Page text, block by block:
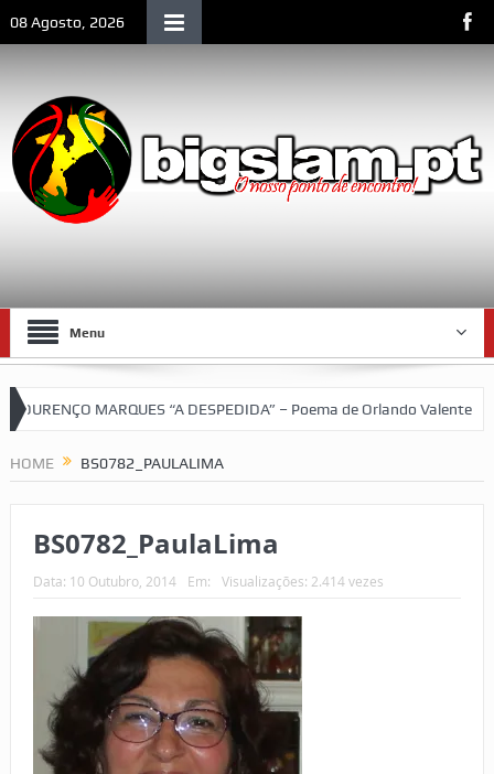
08 Agosto, 2026
Menu
MARQUES “A DESPEDIDA” – Poema de Orlando Valente
HOME BS0782_PAULALIMA
BS0782_PaulaLima
Data: 10 Outubro, 2014 Em: Visualizações: 2.414 vezes